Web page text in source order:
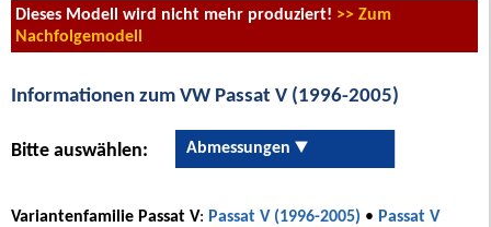
Dieses Modell wird nicht mehr produziert! >> Zum
Nachfolgemodell
Informationen zum VW Passat V (1996-2005)
Bitte auswählen: Abmessungen
Variantenfamilie Passat V: Passat V (1996-2005) • Passat V